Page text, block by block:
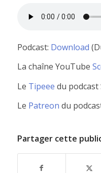
Podcast: Download
La chaîne YouTube
Le Tipeee du podcast
Le Patreon du
Partager cette